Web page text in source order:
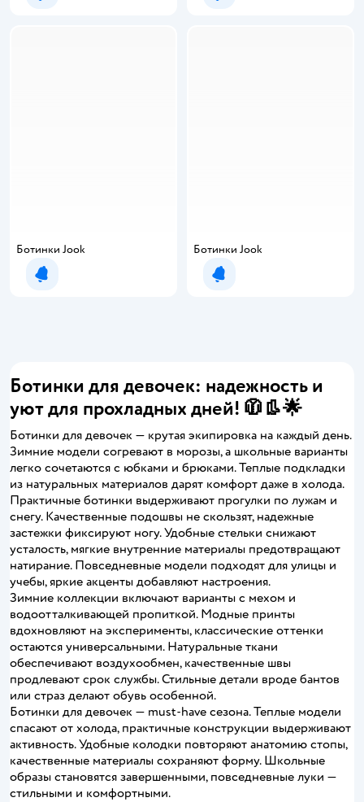
Ботинки Jook
Уведомить о появлении
Ботинки Jook
Уведомить о появлении
Ботинки для девочек: надежность и
уют для прохладных дней! 🧥👢🌟
Ботинки для девочек — крутая экипировка на каждый день.
Зимние модели согревают в морозы, а школьные варианты
легко сочетаются с юбками и брюками. Теплые подкладки
из натуральных материалов дарят комфорт даже в холода.
Практичные ботинки выдерживают прогулки по лужам и
снегу. Качественные подошвы не скользят, надежные
застежки фиксируют ногу. Удобные стельки снижают
усталость, мягкие внутренние материалы предотвращают
натирание. Повседневные модели подходят для улицы и
учебы, яркие акценты добавляют настроения.
Зимние коллекции включают варианты с мехом и
водоотталкивающей пропиткой. Модные принты
вдохновляют на эксперименты, классические оттенки
остаются универсальными. Натуральные ткани
обеспечивают воздухообмен, качественные швы
продлевают срок службы. Стильные детали вроде бантов
или страз делают обувь особенной.
Ботинки для девочек — must-have сезона. Теплые модели
спасают от холода, практичные конструкции выдерживают
активность. Удобные колодки повторяют анатомию стопы,
качественные материалы сохраняют форму. Школьные
образы становятся завершенными, повседневные луки —
стильными и комфортными.